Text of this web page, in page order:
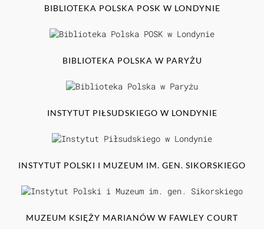
BIBLIOTEKA POLSKA POSK W LONDYNIE
BIBLIOTEKA POLSKA W PARYŻU
INSTYTUT PIŁSUDSKIEGO W LONDYNIE
INSTYTUT POLSKI I MUZEUM IM. GEN. SIKORSKIEGO
MUZEUM KSIĘŻY MARIANÓW W FAWLEY COURT